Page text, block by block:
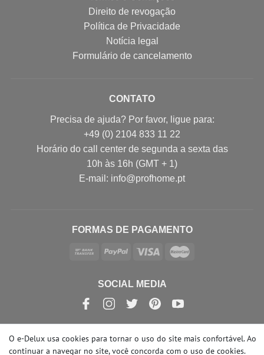
Direito de revogação
Política de Privacidade
Notícia legal
Formulário de cancelamento
CONTATO
Precisa de ajuda? Por favor, ligue para:
+49 (0) 2104 833 11 22
Horário do call center de segunda a sexta das
10h às 16h (GMT + 1)
E-mail: info@profhome.pt
FORMAS DE PAGAMENTO
SOCIAL MEDIA
© Copyright 2026 | e-Delux GmbH
O e-Delux usa cookies para tornar o uso do site mais confortável. Ao
continuar a navegar no site, você concorda com o uso de cookies.